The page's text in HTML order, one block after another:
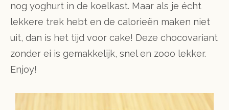
nog yoghurt in de koelkast. Maar als je écht
lekkere trek hebt en de calorieën maken niet
uit, dan is het tijd voor cake! Deze chocovariant
zonder ei is gemakkelijk, snel en zooo lekker.
Enjoy!